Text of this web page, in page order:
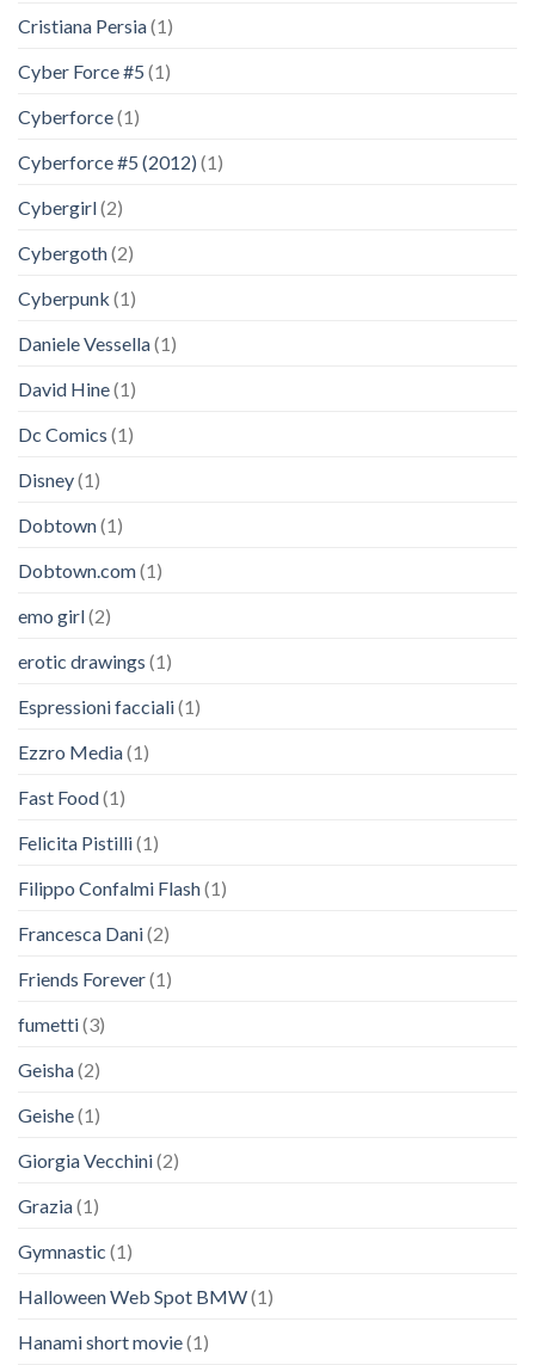
Cristiana Persia(1)
Cyber Force #5 (1)
Cyberforce(1)
Cyberforce #5 (2012) (1)
Cybergirl(2)
Cybergoth(2)
Cyberpunk (1)
Daniele Vessella(1)
David Hine(1)
Dc Comics (1)
Disney(1)
Dobtown(1)
Dobtown.com(1)
emo girl(2)
erotic drawings (1)
Espressioni facciali(1)
Ezzro Media(1)
Fast Food(1)
Felicita Pistilli(1)
Filippo Confalmi Flash(1)
Francesca Dani(2)
Friends Forever(1)
fumetti(3)
Geisha(2)
Geishe(1)
Giorgia Vecchini(2)
Grazia(1)
Gymnastic (1)
Halloween Web Spot BMW(1)
Hanami short movie(1)